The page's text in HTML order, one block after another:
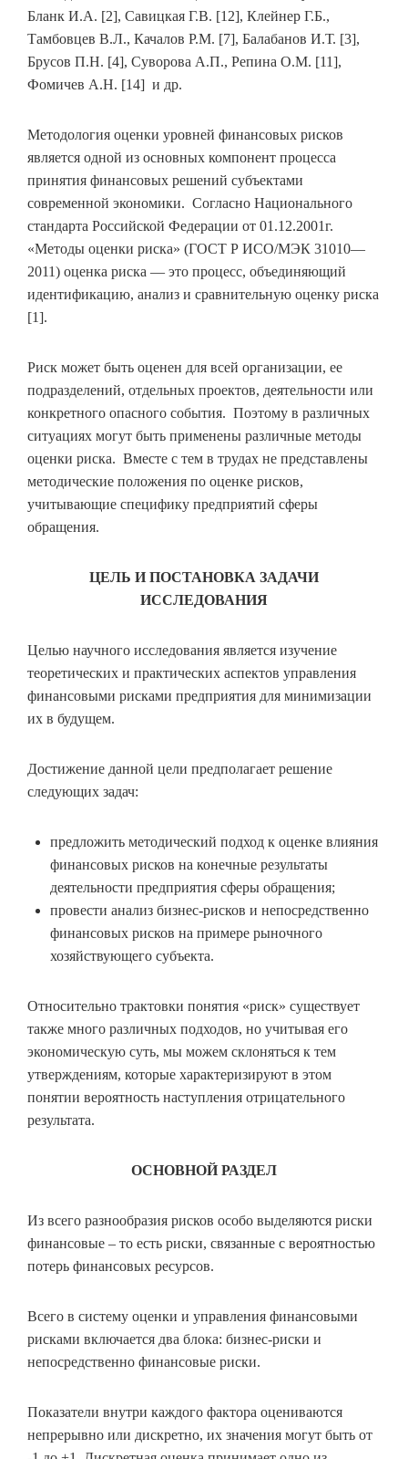
Бланк И.А. [2], Савицкая Г.В. [12], Клейнер Г.Б.,
Тамбовцев В.Л., Качалов Р.М. [7], Балабанов И.Т. [3],
Брусов П.Н. [4], Суворова А.П., Репина О.М. [11],
Фомичев А.Н. [14] и др.
Методология оценки уровней финансовых рисков
является одной из основных компонент процесса
принятия финансовых решений субъектами
современной экономики. Согласно Национального
стандарта Российской Федерации от 01.12.2001г.
«Методы оценки риска» (ГОСТ Р ИСО/МЭК 31010—
2011) оценка риска — это процесс, объединяющий
идентификацию, анализ и сравнительную оценку риска
[1].
Риск может быть оценен для всей организации, ее
подразделений, отдельных проектов, деятельности или
конкретного опасного события. Поэтому в различных
ситуациях могут быть применены различные методы
оценки риска. Вместе с тем в трудах не представлены
методические положения по оценке рисков,
учитывающие специфику предприятий сферы
обращения.
ЦЕЛЬ И ПОСТАНОВКА ЗАДАЧИ
ИССЛЕДОВАНИЯ
Целью научного исследования является изучение
теоретических и практических аспектов управления
финансовыми рисками предприятия для минимизации
их в будущем.
Достижение данной цели предполагает решение
следующих задач:
предложить методический подход к оценке влияния
финансовых рисков на конечные результаты
деятельности предприятия сферы обращения;
провести анализ бизнес-рисков и непосредственно
финансовых рисков на примере рыночного
хозяйствующего субъекта.
Относительно трактовки понятия «риск» существует
также много различных подходов, но учитывая его
экономическую суть, мы можем склоняться к тем
утверждениям, которые характеризируют в этом
понятии вероятность наступления отрицательного
результата.
ОСНОВНОЙ РАЗДЕЛ
Из всего разнообразия рисков особо выделяются риски
финансовые – то есть риски, связанные с вероятностью
потерь финансовых ресурсов.
Всего в систему оценки и управления финансовыми
рисками включается два блока: бизнес-риски и
непосредственно финансовые риски.
Показатели внутри каждого фактора оцениваются
непрерывно или дискретно, их значения могут быть от